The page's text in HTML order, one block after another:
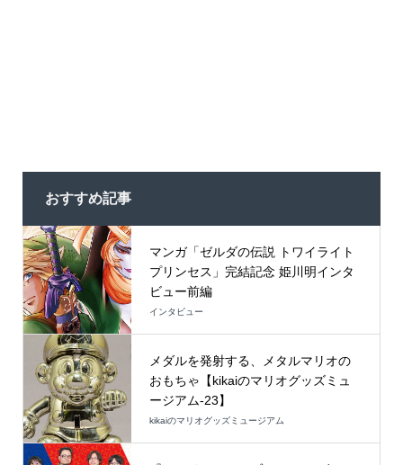
おすすめ記事
マンガ「ゼルダの伝説 トワイライト
プリンセス」完結記念 姫川明インタ
ビュー前編
インタビュー
メダルを発射する、メタルマリオの
おもちゃ【kikaiのマリオグッズミュ
ージアム-23】
kikaiのマリオグッズミュージアム